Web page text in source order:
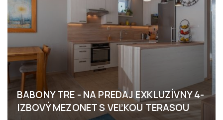
BABONY TRE - NA PREDAJ EXKLUZÍVNY 4-
IZBOVÝ MEZONET S VEĽKOU TERASOU